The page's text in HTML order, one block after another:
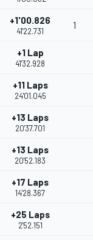
+1'00.826
41'22.731
1
+1 Lap
41'32.928
+11 Laps
24'01.045
+13 Laps
20'37.701
+13 Laps
20'52.183
+17 Laps
14'28.367
+25 Laps
2'52.151